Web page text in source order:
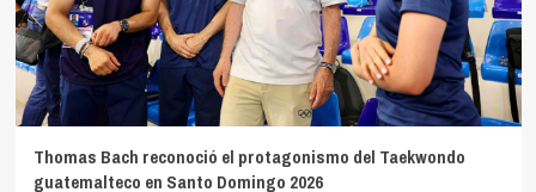
Thomas Bach reconoció el protagonismo del Taekwondo
guatemalteco en Santo Domingo 2026